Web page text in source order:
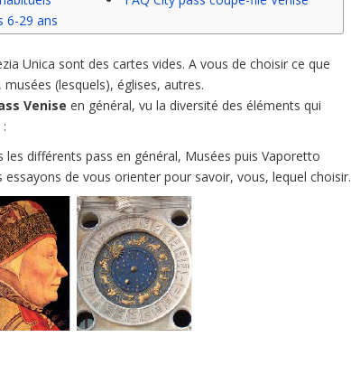
6-29 ans
Unica sont des cartes vides. A vous de choisir ce que
(lesquels), églises, autres.
Venise en général, vu la diversité des éléments qui
les différents pass en général, Musées puis Vaporetto
de vous orienter pour savoir, vous, lequel choisir.